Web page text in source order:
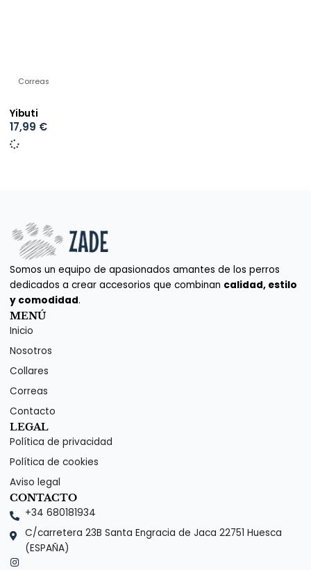
Correas
Yibuti
17,99 €
Somos un equipo de apasionados amantes de los perros
dedicados a crear accesorios que combinan calidad, estilo
y comodidad.
MENÚ
Inicio
Nosotros
Collares
Correas
Contacto
LEGAL
Política de privacidad
Política de cookies
Aviso legal
CONTACTO
+34 680181934⁣
C/carretera 23B Santa Engracia de Jaca 22751 Huesca
(ESPAÑA)⁣
I